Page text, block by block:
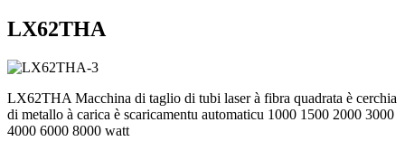
LX62THA
LX62THA Macchina di taglio di tubi laser à fibra quadrata è cerchia
di metallo à carica è scaricamentu automaticu 1000 1500 2000 3000
4000 6000 8000 watt